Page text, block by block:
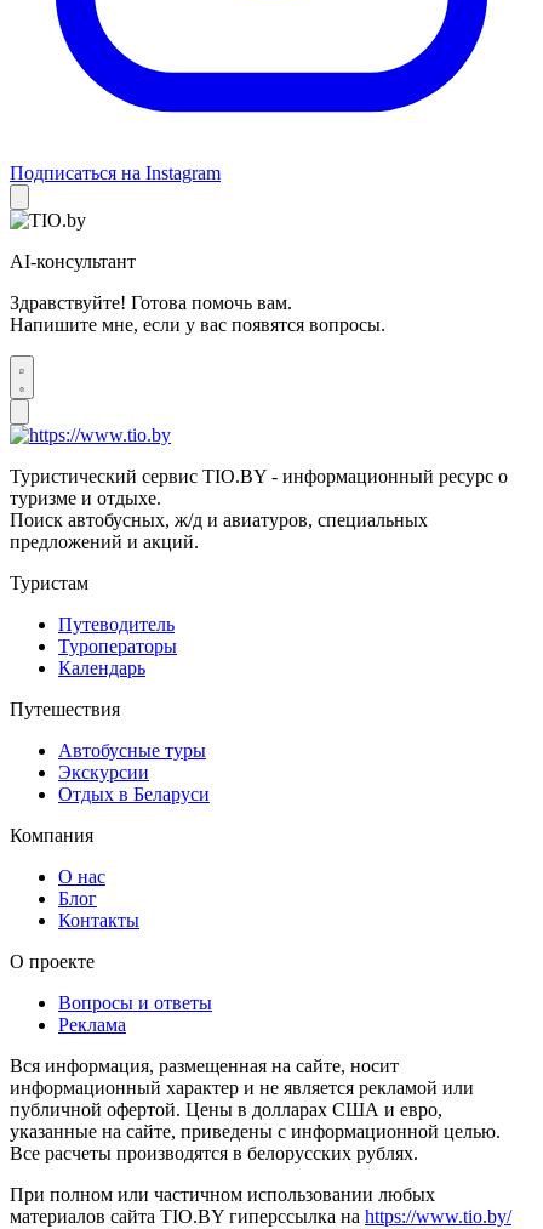
Подписаться на Instagram
AI-консультант
Здравствуйте! Готова помочь вам.
Напишите мне, если у вас появятся вопросы.
Туристический сервис TIO.BY - информационный ресурс о
туризме и отдыхе.
Поиск автобусных, ж/д и авиатуров, специальных
предложений и акций.
Туристам
Путеводитель
Туроператоры
Календарь
Путешествия
Автобусные туры
Экскурсии
Отдых в Беларуси
Компания
О нас
Блог
Контакты
О проекте
Вопросы и ответы
Реклама
Вся информация, размещенная на сайте, носит
информационный характер и не является рекламой или
публичной офертой. Цены в долларах США и евро,
указанные на сайте, приведены с информационной целью.
Все расчеты производятся в белорусских рублях.
При полном или частичном использовании любых
материалов сайта TIO.BY гиперссылка на https://www.tio.by/